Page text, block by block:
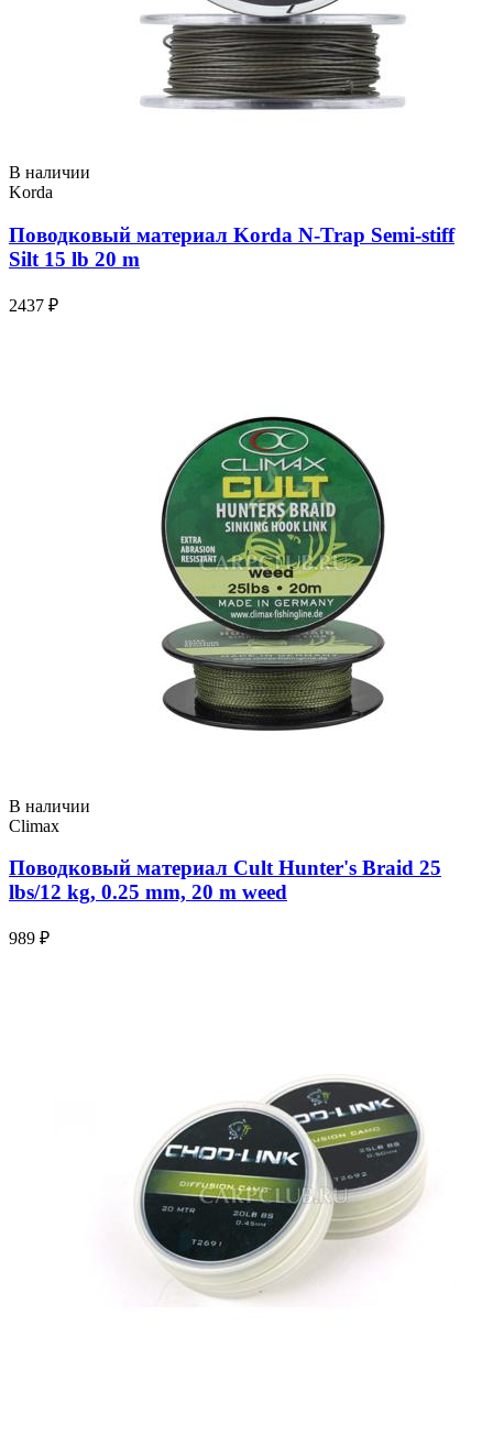
В наличии
Korda
Поводковый материал Korda N-Trap Semi-stiff
Silt 15 lb 20 m
2437 ₽
В наличии
Climax
Поводковый материал Cult Hunter's Braid 25
lbs/12 kg, 0.25 mm, 20 m weed
989 ₽